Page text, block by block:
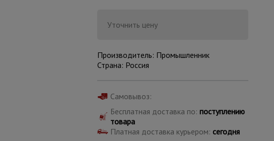
Уточнить цену
Производитель: Промышленник
Страна: Россия
Самовывоз:
Бесплатная доставка по: поступлению
товара
Платная доставка курьером: сегодня